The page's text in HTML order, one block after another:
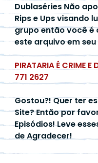
Dublaséries Não
Rips e Ups visando
grupo então você é
este arquivo em
PIRATARIA É CRIME
771 2627
Gostou?! Quer ter
Site? Então por
Episódios! Leve
de Agradecer!